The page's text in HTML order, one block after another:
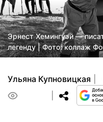
Эрнест Хемингуэй —
легенду | Фото: коллаж
Ульяна Купновицкая